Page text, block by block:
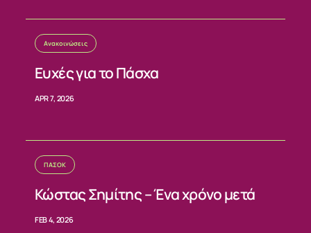
ΣΧΕΤΙΚΑ
ΝΕΑ
ΕΠΙΚΟΙΝΩΝΙΑ
Ανακοινώσεις
Ευχές για το Πάσχα
APR 7, 2026
ΠΑΣΟΚ
Κώστας Σημίτης – Ένα χρόνο μετά
FEB 4, 2026